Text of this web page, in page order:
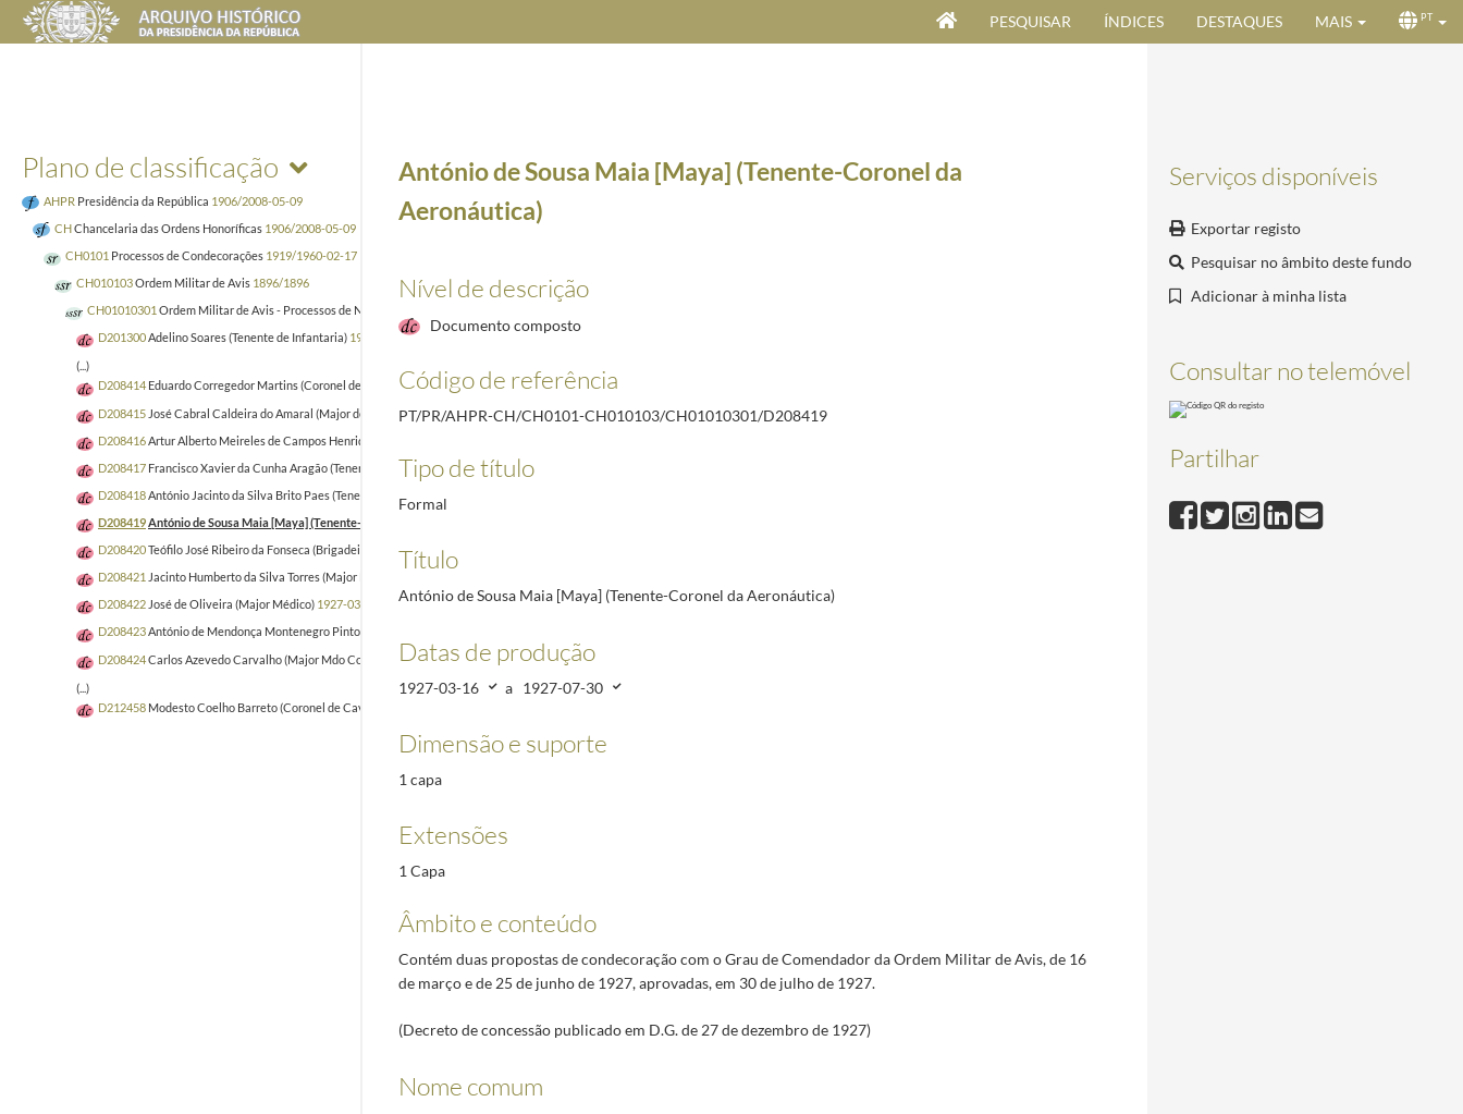
PESQUISAR ÍNDICES DESTAQUES MAIS PT
Plano de classificação
AHPR Presidência da República 1906/2008-05-09
CHChancelaria das Ordens Honoríficas 1906/2008-05-09
CH0101 Processos de Condecorações 1919/1960-02-17
CH010103Ordem Militar de Avis 1896/1896
CH01010301 Ordem Militar de Avis - Processos de Nacionais
D201300Adelino Soares (Tenente de Infantaria) 1935-03-20/1938-02-23
(...)
D208414 Eduardo Corregedor Martins (Coronel de Engenharia) 1922-03-22/1944-11-07
D208415 José Cabral Caldeira do Amaral (Major de Engenharia) 1927-03-21/1927-10-05
D208416Artur Alberto Meireles de Campos Henriques (Major de Engenharia)
D208417 Francisco Xavier da Cunha Aragão (Tenente-Coronel da Aeronáutica) 1927-02-24/1927-07-30
D208418António Jacinto da Silva Brito Paes (Tenente-Coronel da Aeronáutica)
D208419António de Sousa Maia [Maya] (Tenente-Coronel da Aeronáutica)
D208420Teófilo José Ribeiro da Fonseca (Brigadeiro de Cavalaria na situação de reserva)
D208421 Jacinto Humberto da Silva Torres (Major Médico de Infantaria)
D208422 José de Oliveira (Major Médico) 1927-03-26/1927-12-21
D208423António de Mendonça Montenegro Pinto de Sousa (Coronel Médico)
D208424Carlos Azevedo Carvalho (Major Mdo Corpo do Estado Maior)1927-03-26/1940-08-26
(...)
D212458 Modesto Coelho Barreto (Coronel de Cavalaria)
Serviços disponíveis
Exportar registo
Pesquisar no âmbito deste fundo
Adicionar à minha lista
Consultar no telemóvel
Partilhar
António de Sousa Maia [Maya] (Tenente-Coronel da
Aeronáutica)
Nível de descrição
Documento composto
Código de referência
PT/PR/AHPR-CH/CH0101-CH010103/CH01010301/D208419
Tipo de título
Formal
Título
António de Sousa Maia [Maya] (Tenente-Coronel da Aeronáutica)
Datas de produção
1927-03-16 a 1927-07-30
Dimensão e suporte
1 capa
Extensões
1 Capa
Âmbito e conteúdo
Contém duas propostas de condecoração com o Grau de Comendador da Ordem Militar de Avis, de 16
de março e de 25 de junho de 1927, aprovadas, em 30 de julho de 1927.
(Decreto de concessão publicado em D.G. de 27 de dezembro de 1927)
Nome comum